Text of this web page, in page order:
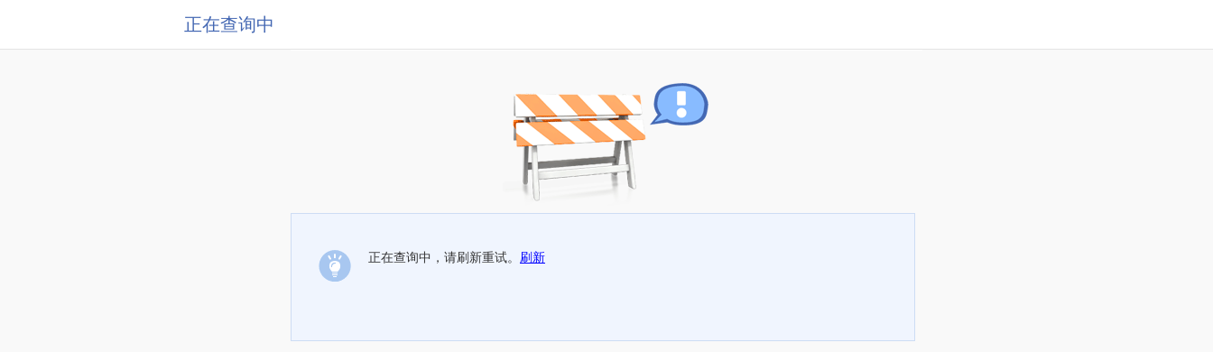
正在查询中
正在查询中，请刷新重试。 刷新